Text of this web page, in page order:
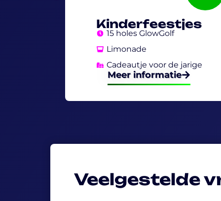
Kinderfeestjes
15 holes GlowGolf
Limonade
Cadeautje voor de jarige
Meer informatie
Veelgestelde